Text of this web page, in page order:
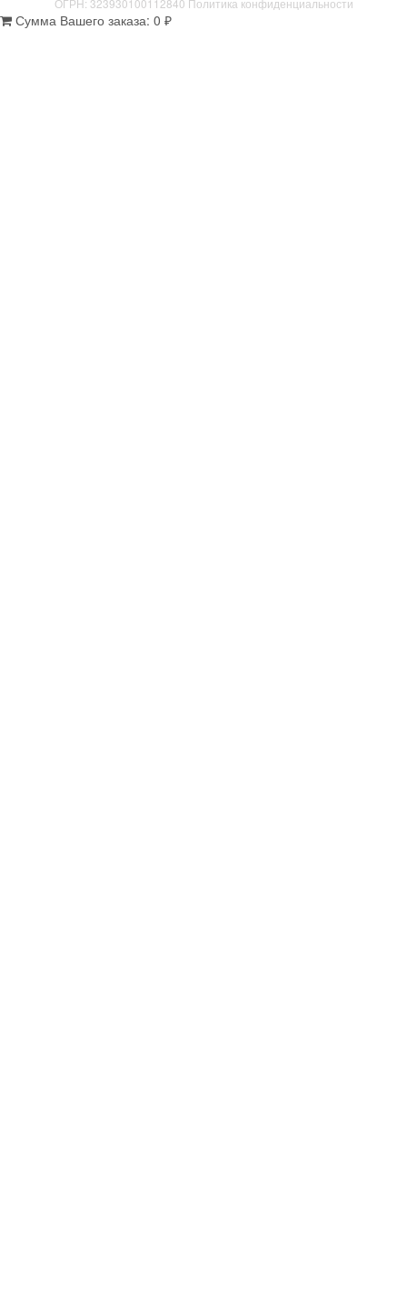
Сумма Вашего заказа: 0 ₽